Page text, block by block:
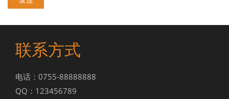
联系方式
电话：0755-88888888
QQ：123456789